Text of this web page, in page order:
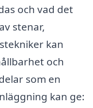
och vad det
stenar,
kan
och
som en
kan ge: